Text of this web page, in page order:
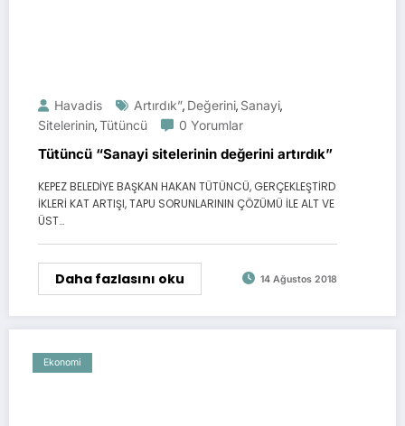
Havadis Artırdık”, Değerini, Sanayi,
Sitelerinin,Tütüncü 0 Yorumlar
Tütüncü “Sanayi sitelerinin değerini artırdık”
KEPEZ BELEDİYE BAŞKAN HAKAN TÜTÜNCÜ, GERÇEKLEŞTİRD
İKLERİ KAT ARTIŞI, TAPU SORUNLARININ ÇÖZÜMÜ İLE ALT VE
ÜST…
Daha fazlasını oku 14 Ağustos 2018
Ekonomi